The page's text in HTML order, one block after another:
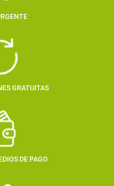
GRATUITAS
DE PAGO